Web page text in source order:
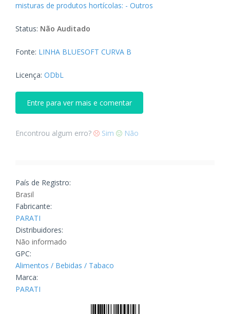
misturas de produtos hortícolas: - Outros
Status: Não Auditado
Fonte: LINHA BLUESOFT CURVA B
Licença: ODbL
Entre para ver mais e comentar
Encontrou algum erro? Sim Não
País de Registro:
Brasil
Fabricante:
PARATI
Distribuidores:
Não informado
GPC:
Alimentos / Bebidas / Tabaco
Marca:
PARATI